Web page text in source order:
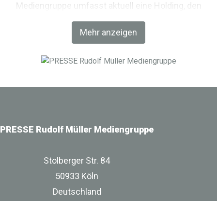
Mehr anzeigen
Mediengruppe umfasst aktuell eine Holding, den
Fachverlag RM Rudolf Müller Medien und mit der BIM
World MUNICH eine Netzwerkplattform für Akteure der
PRESSE Rudolf Müller Mediengruppe
Stolberger Str. 84
50933 Köln
Deutschland